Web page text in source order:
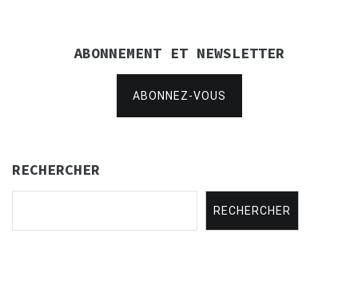
ABONNEMENT ET NEWSLETTER
ABONNEZ-VOUS
RECHERCHER
RECHERCHER